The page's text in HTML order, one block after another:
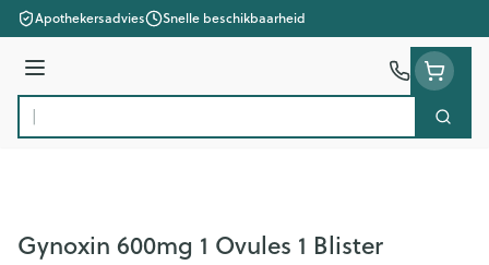
Ga naar de inhoud
Apothekersadvies Snelle beschikbaarheid
Menu
Product, merk, categorie... Zoek
Gynoxin 600mg 1 Ovules 1 Blister